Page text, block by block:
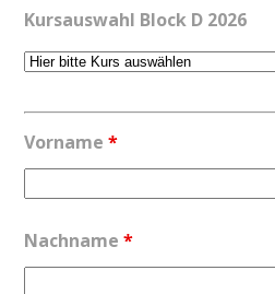
Kursauswahl Block D 2026
Vorname *
Nachname *